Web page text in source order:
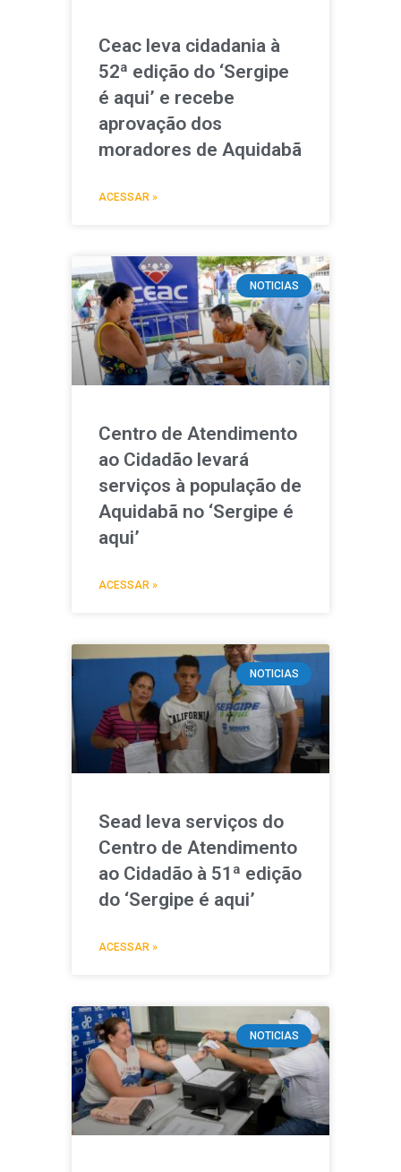
Ceac leva cidadania à
52ª edição do ‘Sergipe
é aqui’ e recebe
aprovação dos
moradores de Aquidabã
ACESSAR »
NOTICIAS
Centro de Atendimento
ao Cidadão levará
serviços à população de
Aquidabã no ‘Sergipe é
aqui’
ACESSAR »
NOTICIAS
Sead leva serviços do
Centro de Atendimento
ao Cidadão à 51ª edição
do ‘Sergipe é aqui’
ACESSAR »
NOTICIAS